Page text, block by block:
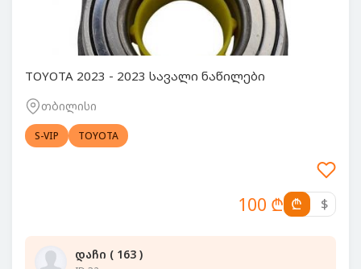
TOYOTA 2023 - 2023 სავალი ნაწილები
თბილისი
S-VIP TOYOTA
100 ₾ ₾ $
დაჩი ( 163 )